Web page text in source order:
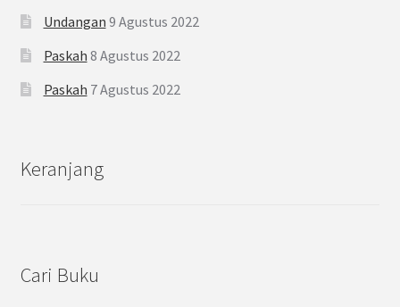
Undangan 9 Agustus 2022
Paskah 8 Agustus 2022
Paskah 7 Agustus 2022
Keranjang
Cari Buku